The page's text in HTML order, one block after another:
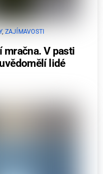
, ZAJÍMAVOSTI
mračna. V pasti
lidé